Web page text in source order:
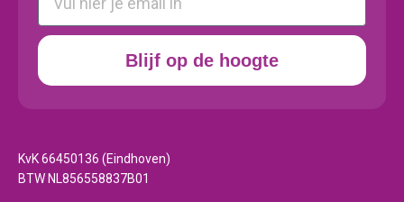
Blijf op de hoogte
KvK 66450136 (Eindhoven)
BTW NL856558837B01